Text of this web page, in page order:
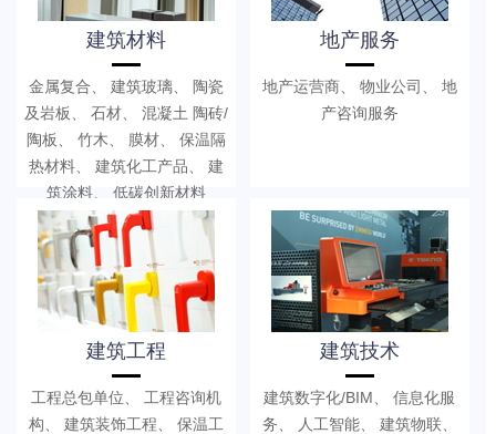
建筑材料
金属复合、 建筑玻璃、 陶瓷
及岩板、 石材、 混凝土 陶砖/
陶板、 竹木、 膜材、 保温隔
热材料、 建筑化工产品、 建
筑涂料、 低碳创新材料
地产服务
地产运营商、 物业公司、 地
产咨询服务
建筑工程
工程总包单位、 工程咨询机
构、 建筑装饰工程、 保温工
建筑技术
建筑数字化/BIM、 信息化服
务、 人工智能、 建筑物联、